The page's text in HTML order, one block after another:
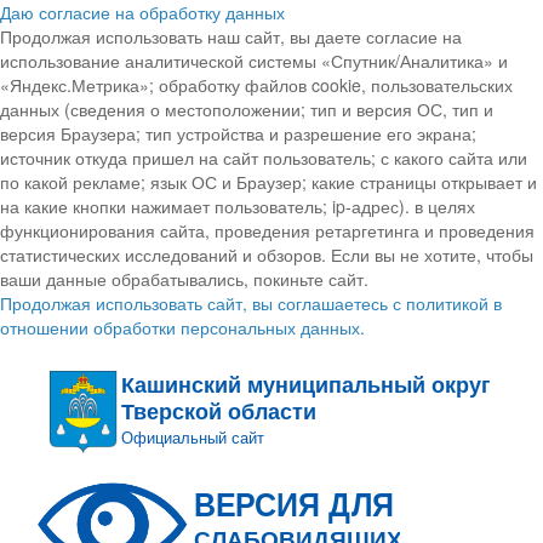
Даю согласие на обработку данных
Продолжая использовать наш сайт, вы даете согласие на
использование аналитической системы «Спутник/Аналитика» и
«Яндекс.Метрика»; обработку файлов cookie, пользовательских
данных (сведения о местоположении; тип и версия ОС, тип и
версия Браузера; тип устройства и разрешение его экрана;
источник откуда пришел на сайт пользователь; с какого сайта или
по какой рекламе; язык ОС и Браузер; какие страницы открывает и
на какие кнопки нажимает пользователь; ip-адрес). в целях
функционирования сайта, проведения ретаргетинга и проведения
статистических исследований и обзоров. Если вы не хотите, чтобы
ваши данные обрабатывались, покиньте сайт.
Продолжая использовать сайт, вы соглашаетесь с политикой в
отношении обработки персональных данных.